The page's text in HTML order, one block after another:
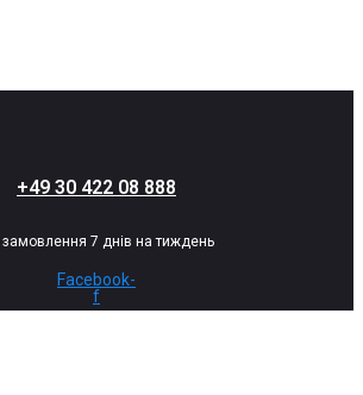
+49 30 422 08 888
7 днів на тиждень
Facebook-
f